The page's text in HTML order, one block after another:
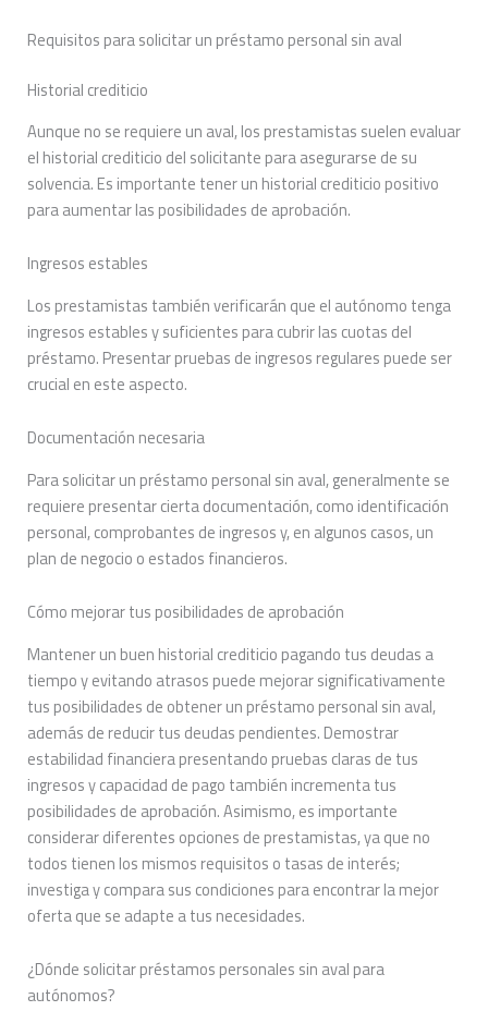
Requisitos para solicitar un préstamo personal sin aval
Historial crediticio
Aunque no se requiere un aval, los prestamistas suelen evaluar
el historial crediticio del solicitante para asegurarse de su
solvencia. Es importante tener un historial crediticio positivo
para aumentar las posibilidades de aprobación.
Ingresos estables
Los prestamistas también verificarán que el autónomo tenga
ingresos estables y suficientes para cubrir las cuotas del
préstamo. Presentar pruebas de ingresos regulares puede ser
crucial en este aspecto.
Documentación necesaria
Para solicitar un préstamo personal sin aval, generalmente se
requiere presentar cierta documentación, como identificación
personal, comprobantes de ingresos y, en algunos casos, un
plan de negocio o estados financieros.
Cómo mejorar tus posibilidades de aprobación
Mantener un buen historial crediticio pagando tus deudas a
tiempo y evitando atrasos puede mejorar significativamente
tus posibilidades de obtener un préstamo personal sin aval,
además de reducir tus deudas pendientes. Demostrar
estabilidad financiera presentando pruebas claras de tus
ingresos y capacidad de pago también incrementa tus
posibilidades de aprobación. Asimismo, es importante
considerar diferentes opciones de prestamistas, ya que no
todos tienen los mismos requisitos o tasas de interés;
investiga y compara sus condiciones para encontrar la mejor
oferta que se adapte a tus necesidades.
¿Dónde solicitar préstamos personales sin aval para
autónomos?